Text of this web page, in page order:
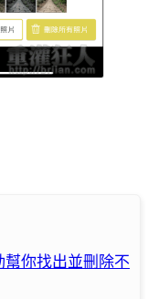
幫你找出並刪除不